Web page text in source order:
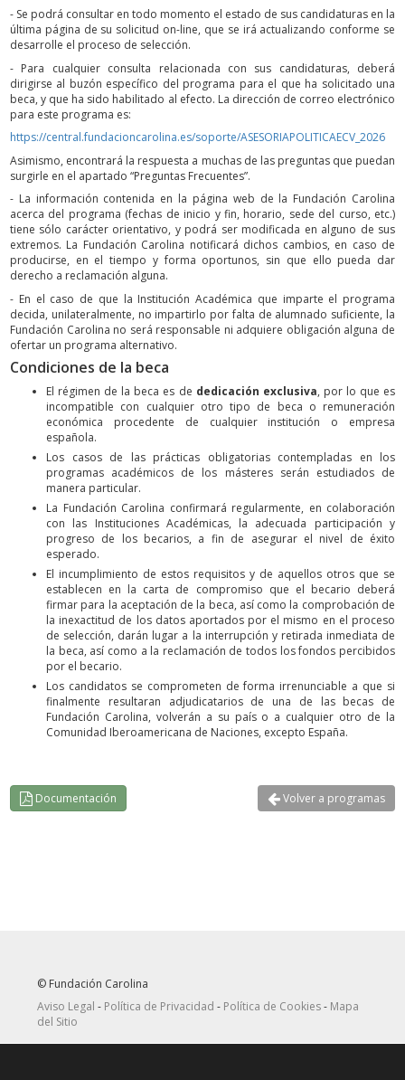
- Se podrá consultar en todo momento el estado de sus candidaturas en la
última página de su solicitud on-line, que se irá actualizando conforme se
desarrolle el proceso de selección.
- Para cualquier consulta relacionada con sus candidaturas, deberá
dirigirse al buzón específico del programa para el que ha solicitado una
beca, y que ha sido habilitado al efecto. La dirección de correo electrónico
para este programa es:
https://central.fundacioncarolina.es/soporte/ASESORIAPOLITICAECV_2026
Asimismo, encontrará la respuesta a muchas de las preguntas que puedan
surgirle en el apartado “Preguntas Frecuentes”.
- La información contenida en la página web de la Fundación Carolina
acerca del programa (fechas de inicio y fin, horario, sede del curso, etc.)
tiene sólo carácter orientativo, y podrá ser modificada en alguno de sus
extremos. La Fundación Carolina notificará dichos cambios, en caso de
producirse, en el tiempo y forma oportunos, sin que ello pueda dar
derecho a reclamación alguna.
- En el caso de que la Institución Académica que imparte el programa
decida, unilateralmente, no impartirlo por falta de alumnado suficiente, la
Fundación Carolina no será responsable ni adquiere obligación alguna de
ofertar un programa alternativo.
Condiciones de la beca
El régimen de la beca es de dedicación exclusiva, por lo que es
incompatible con cualquier otro tipo de beca o remuneración
económica procedente de cualquier institución o empresa
española.
Los casos de las prácticas obligatorias contempladas en los
programas académicos de los másteres serán estudiados de
manera particular.
La Fundación Carolina confirmará regularmente, en colaboración
con las Instituciones Académicas, la adecuada participación y
progreso de los becarios, a fin de asegurar el nivel de éxito
esperado.
El incumplimiento de estos requisitos y de aquellos otros que se
establecen en la carta de compromiso que el becario deberá
firmar para la aceptación de la beca, así como la comprobación de
la inexactitud de los datos aportados por el mismo en el proceso
de selección, darán lugar a la interrupción y retirada inmediata de
la beca, así como a la reclamación de todos los fondos percibidos
por el becario.
Los candidatos se comprometen de forma irrenunciable a que si
finalmente resultaran adjudicatarios de una de las becas de
Fundación Carolina, volverán a su país o a cualquier otro de la
Comunidad Iberoamericana de Naciones, excepto España.
Documentación Volver a programas
© Fundación Carolina
Aviso Legal - Política de Privacidad - Política de Cookies- Mapa
del Sitio